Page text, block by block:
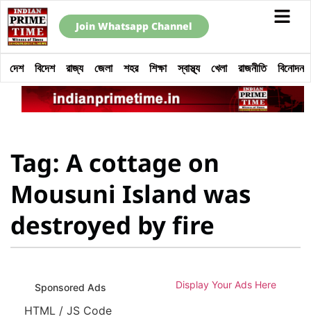
Join Whatsapp Channel
দেশ বিদেশ রাজ্য জেলা শহর শিক্ষা স্বাস্থ্য খেলা রাজনীতি বিনোদন
Tag: A cottage on
Mousuni Island was
destroyed by fire
Sponsored Ads Display Your Ads Here
HTML / JS Code